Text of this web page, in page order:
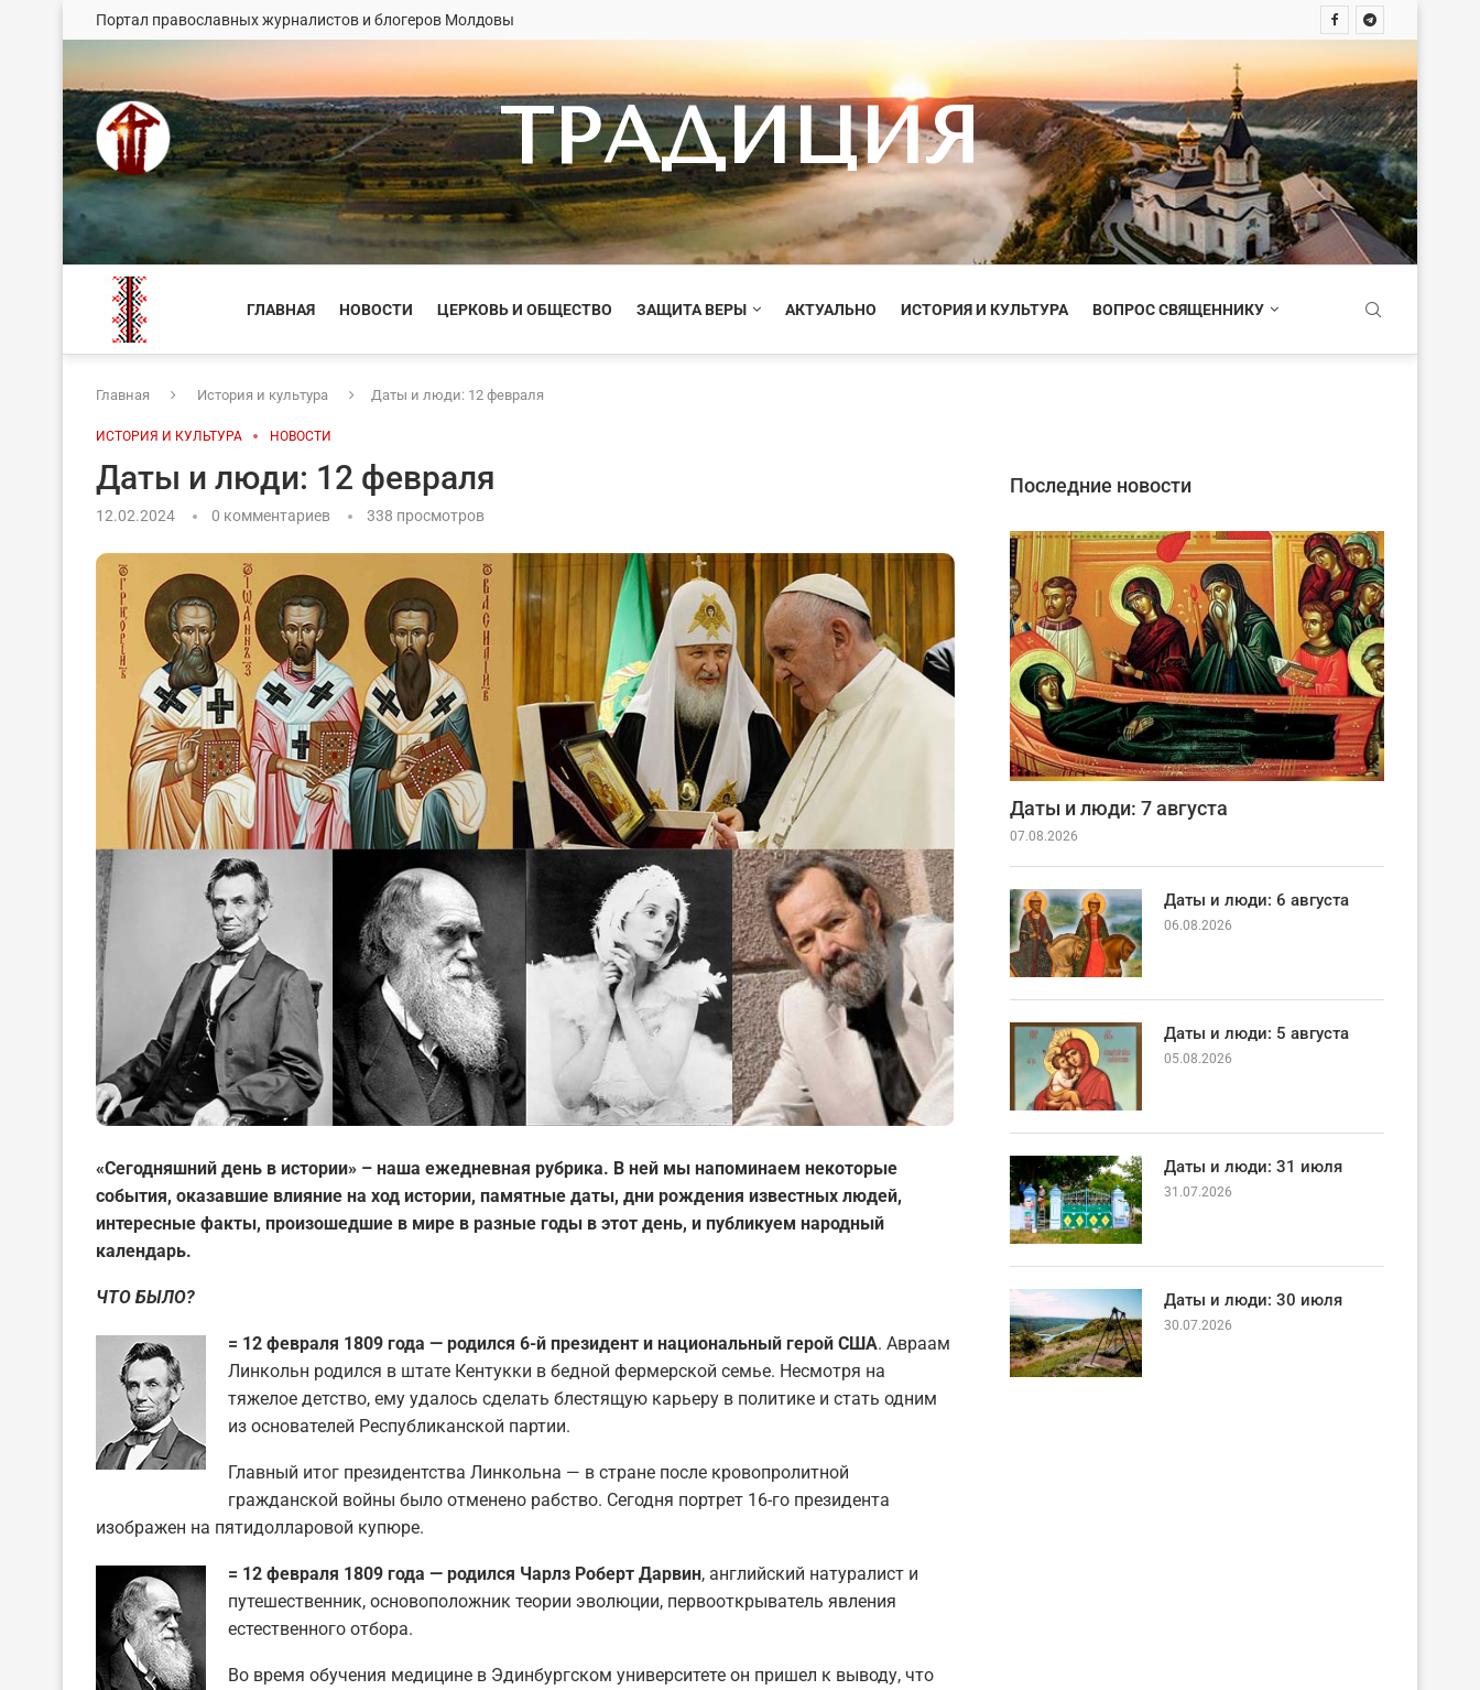
Портал православных журналистов и блогеров Молдовы
ТРАДИЦИЯ
ГЛАВНАЯ НОВОСТИ ЦЕРКОВЬ И ОБЩЕСТВО ЗАЩИТА ВЕРЫ АКТУАЛЬНО ИСТОРИЯ И КУЛЬТУРА ВОПРОС СВЯЩЕННИКУ
Главная История и культура Даты и люди: 12 февраля
ИСТОРИЯ И КУЛЬТУРА НОВОСТИ
Даты и люди: 12 февраля
12.02.2024 0 комментариев 338 просмотров
«Сегодняшний день в истории» – наша ежедневная рубрика. В ней мы напоминаем некоторые
события, оказавшие влияние на ход истории, памятные даты, дни рождения известных людей,
интересные факты, произошедшие в мире в разные годы в этот день, и публикуем народный
календарь.
ЧТО БЫЛО?
= 12 февраля 1809 года — родился 6-й президент и национальный герой США. Авраам
Линкольн родился в штате Кентукки в бедной фермерской семье. Несмотря на
тяжелое детство, ему удалось сделать блестящую карьеру в политике и стать одним
из основателей Республиканской партии.
Главный итог президентства Линкольна — в стране после кровопролитной
гражданской войны было отменено рабство. Сегодня портрет 16-го президента
изображен на пятидолларовой купюре.
= 12 февраля 1809 года — родился Чарлз Роберт Дарвин, английский натуралист и
путешественник, основоположник теории эволюции, первооткрыватель явления
естественного отбора.
Во время обучения медицине в Эдинбургском университете он пришел к выводу, что
Последние новости
Даты и люди: 7 августа
07.08.2026
Даты и люди: 6 августа
06.08.2026
Даты и люди: 5 августа
05.08.2026
Даты и люди: 31 июля
31.07.2026
Даты и люди: 30 июля
30.07.2026